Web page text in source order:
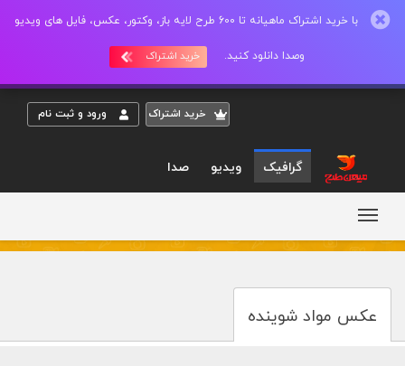
با خرید اشتراک ماهیانه تا 600 طرح لایه باز، وکتور، عکس، فایل های ویدیو
وصدا دانلود کنید. خرید اشتراک
خريد اشتراک ورود و ثبت نام
گرافیک ویدیو صدا
عکس مواد شوینده